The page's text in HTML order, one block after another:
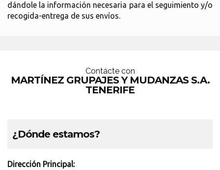
dándole la información necesaria para el seguimiento y/o
recogida-entrega de sus envíos.
Contácte con
MARTÍNEZ GRUPAJES Y MUDANZAS S.A.
TENERIFE
¿Dónde estamos?
Dirección Principal: